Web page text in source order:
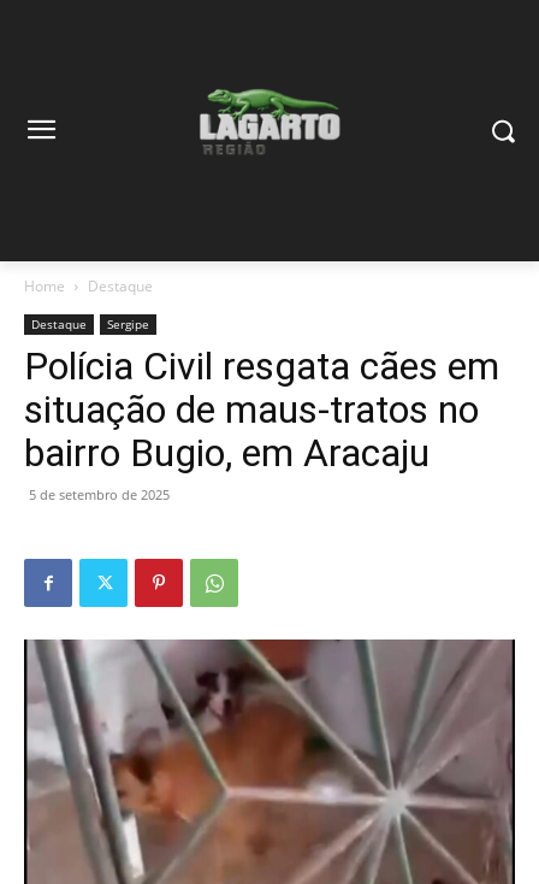
Home Destaque
Destaque Sergipe
Polícia Civil resgata cães em
situação de maus-tratos no
bairro Bugio, em Aracaju
5 de setembro de 2025